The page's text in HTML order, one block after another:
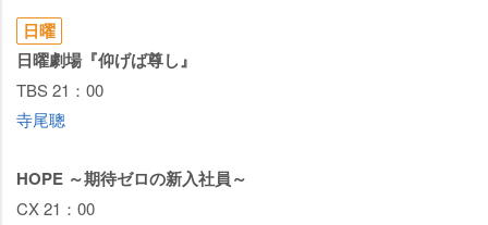
日曜
日曜劇場『仰げば尊し』
TBS 21：00
寺尾聰
HOPE ～期待ゼロの新入社員～
CX 21：00